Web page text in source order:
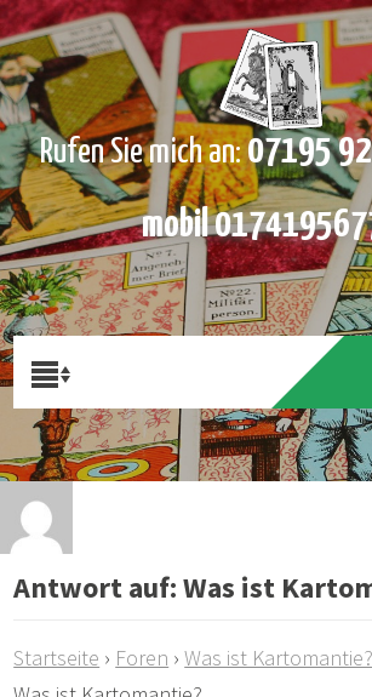
Rufen Sie mich an:07195
mobil
Antwort auf: Was ist
Startseite › Foren › Was ist Kartomantie?